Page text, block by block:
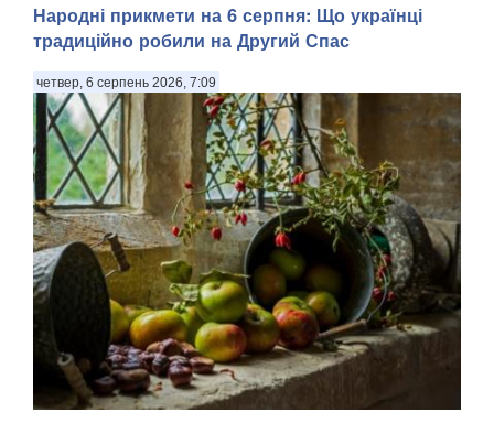
Народні прикмети на 6 серпня: Що українці
традиційно робили на Другий Спас
четвер, 6 серпень 2026, 7:09